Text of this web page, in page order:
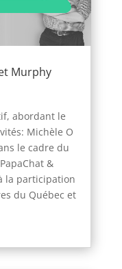
Murphy
abordant le
Michèle O
le cadre du
&
la participation
du Québec et